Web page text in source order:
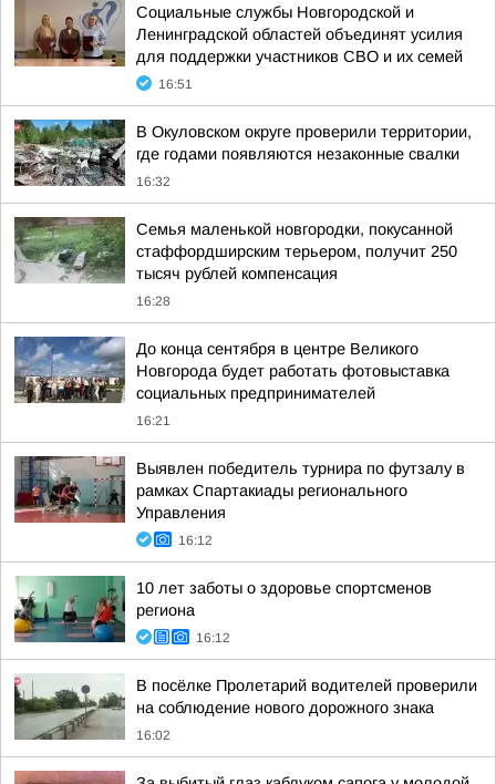
Социальные службы Новгородской и
Ленинградской областей объединят усилия
для поддержки участников СВО и их семей
16:51
В Окуловском округе проверили территории,
где годами появляются незаконные свалки
16:32
Семья маленькой новгородки, покусанной
стаффордширским терьером, получит 250
тысяч рублей компенсация
16:28
До конца сентября в центре Великого
Новгорода будет работать фотовыставка
социальных предпринимателей
16:21
Выявлен победитель турнира по футзалу в
рамках Спартакиады регионального
Управления
16:12
10 лет заботы о здоровье спортсменов
региона
16:12
В посёлке Пролетарий водителей проверили
на соблюдение нового дорожного знака
16:02